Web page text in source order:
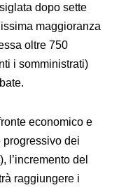
dopo sette
maggioranza
oltre 750
i somministrati)
economico e
progressivo dei
l’incremento del
raggiungere i